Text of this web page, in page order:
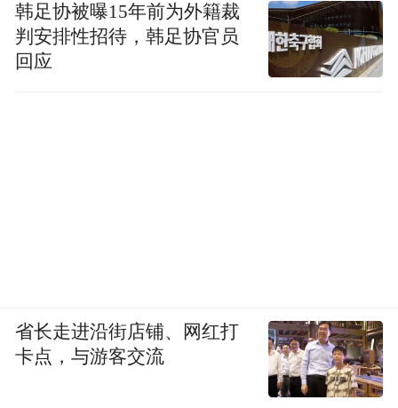
韩足协被曝15年前为外籍裁
判安排性招待，韩足协官员
回应
省长走进沿街店铺、网红打
卡点，与游客交流